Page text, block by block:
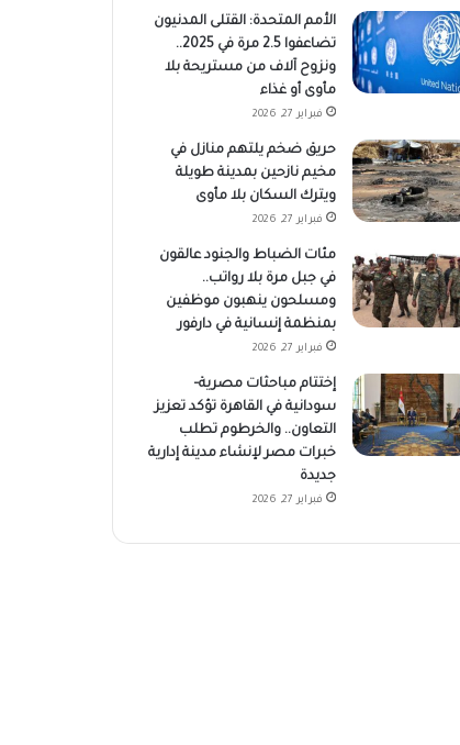
الأمم المتحدة: القتلى المدنيون
تضاعفوا 2.5 مرة في 2025..
ونزوح آلاف من مستريحة بلا
مأوى أو غذاء
فبراير 27, 2026
حريق ضخم يلتهم منازل في
مخيم نازحين بمدينة طويلة
ويترك السكان بلا مأوى
فبراير 27, 2026
مئات الضباط والجنود عالقون
في جبل مرة بلا رواتب..
ومسلحون ينهبون موظفين
بمنظمة إنسانية في دارفور
فبراير 27, 2026
إختتام مباحثات مصرية–
سودانية في القاهرة تؤكد تعزيز
التعاون.. والخرطوم تطلب
خبرات مصر لإنشاء مدينة إدارية
جديدة
فبراير 27, 2026